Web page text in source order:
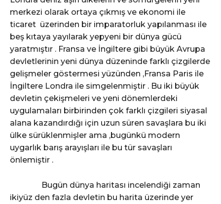
merkezi olarak ortaya çıkmış ve ekonomi ile
ticaret üzerinden bir imparatorluk yapılanması ile
beş kıtaya yayılarak yepyeni bir dünya gücü
yaratmıştır . Fransa ve İngiltere gibi büyük Avrupa
devletlerinin yeni dünya düzeninde farklı çizgilerde
gelişmeler göstermesi yüzünden ,Fransa Paris ile
İngiltere Londra ile simgelenmiştir . Bu iki büyük
devletin çekişmeleri ve yeni dönemlerdeki
uygulamaları birbirinden çok farklı çizgileri siyasal
alana kazandırdığı için uzun süren savaşlara bu iki
ülke sürüklenmişler ama ,bugünkü modern
uygarlık barış arayışları ile bu tür savaşları
önlemiştir .
Bugün dünya haritası incelendiği zaman
ikiyüz den fazla devletin bu harita üzerinde yer